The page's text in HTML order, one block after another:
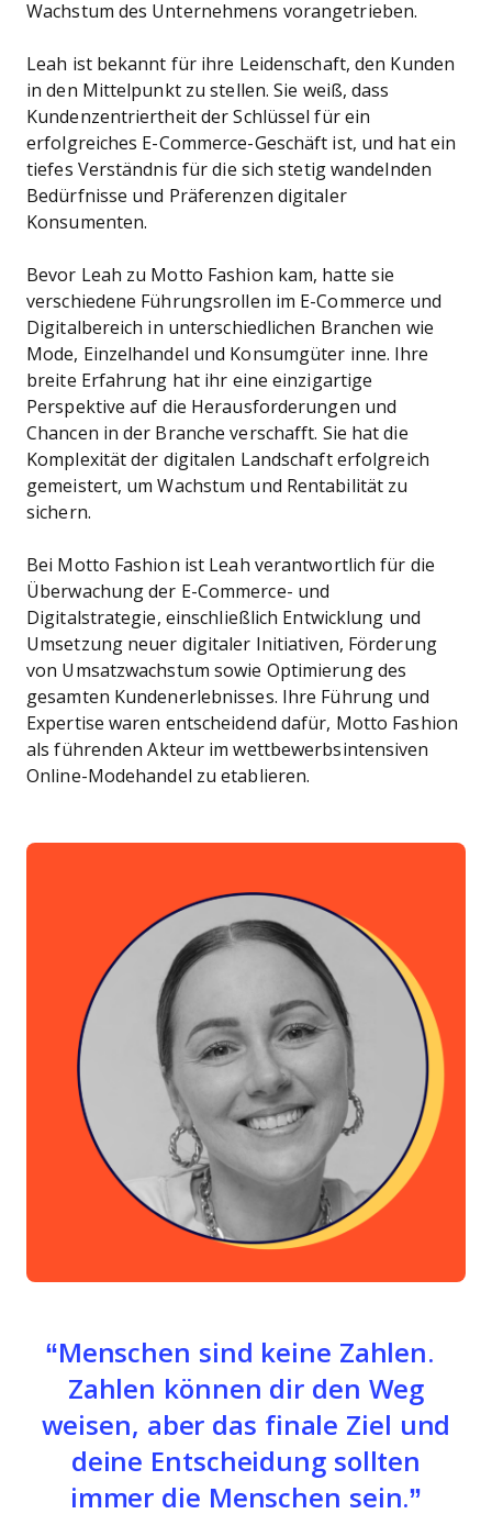
Wachstum des Unternehmens vorangetrieben.
Leah ist bekannt für ihre Leidenschaft, den Kunden
in den Mittelpunkt zu stellen. Sie weiß, dass
Kundenzentriertheit der Schlüssel für ein
erfolgreiches E-Commerce-Geschäft ist, und hat ein
tiefes Verständnis für die sich stetig wandelnden
Bedürfnisse und Präferenzen digitaler
Konsumenten.
Bevor Leah zu Motto Fashion kam, hatte sie
verschiedene Führungsrollen im E-Commerce und
Digitalbereich in unterschiedlichen Branchen wie
Mode, Einzelhandel und Konsumgüter inne. Ihre
breite Erfahrung hat ihr eine einzigartige
Perspektive auf die Herausforderungen und
Chancen in der Branche verschafft. Sie hat die
Komplexität der digitalen Landschaft erfolgreich
gemeistert, um Wachstum und Rentabilität zu
sichern.
Bei Motto Fashion ist Leah verantwortlich für die
Überwachung der E-Commerce- und
Digitalstrategie, einschließlich Entwicklung und
Umsetzung neuer digitaler Initiativen, Förderung
von Umsatzwachstum sowie Optimierung des
gesamten Kundenerlebnisses. Ihre Führung und
Expertise waren entscheidend dafür, Motto Fashion
als führenden Akteur im wettbewerbsintensiven
Online-Modehandel zu etablieren.
Menschen sind keine Zahlen.
Zahlen können dir den Weg
weisen, aber das finale Ziel und
deine Entscheidung sollten
immer die Menschen sein.